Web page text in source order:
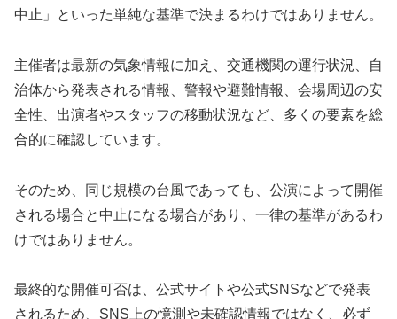
中止」といった単純な基準で決まるわけではありません。
主催者は最新の気象情報に加え、交通機関の運行状況、自
治体から発表される情報、警報や避難情報、会場周辺の安
全性、出演者やスタッフの移動状況など、多くの要素を総
合的に確認しています。
そのため、同じ規模の台風であっても、公演によって開催
される場合と中止になる場合があり、一律の基準があるわ
けではありません。
最終的な開催可否は、公式サイトや公式SNSなどで発表
されるため、SNS上の憶測や未確認情報ではなく、必ず